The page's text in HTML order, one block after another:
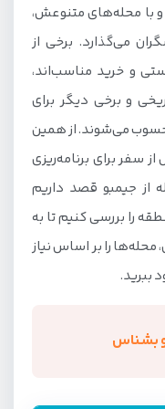
با محله‌های متنوعش،
می‌گذارد. برخی از
و خرید مناسب‌اند،
و برخی دیگر برای
می‌شوند. از همین
سفر برای برنامه‌ریزی
از جیمبو قصد داریم
را بررسی کنیم تا به
را بر اساس نیاز
ببرید.
بشناس